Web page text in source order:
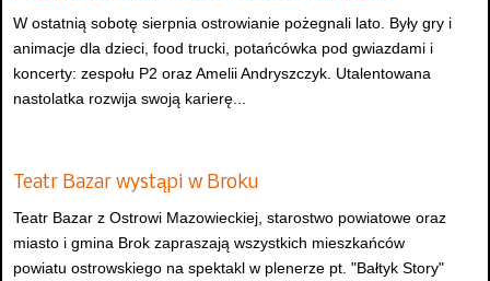
W ostatnią sobotę sierpnia ostrowianie pożegnali lato. Były gry i
animacje dla dzieci, food trucki, potańcówka pod gwiazdami i
koncerty: zespołu P2 oraz Amelii Andryszczyk. Utalentowana
nastolatka rozwija swoją karierę...
Teatr Bazar wystąpi w Broku
Teatr Bazar z Ostrowi Mazowieckiej, starostwo powiatowe oraz
miasto i gmina Brok zapraszają wszystkich mieszkańców
powiatu ostrowskiego na spektakl w plenerze pt. "Bałtyk Story"